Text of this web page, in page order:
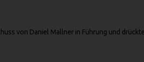
von Daniel Mallner in Führung und